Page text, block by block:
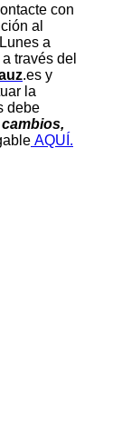
con
al
a
través del
.es y
la
debe
AQUÍ.